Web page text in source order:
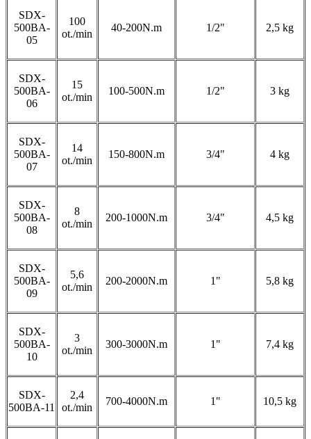
SDX-
500BA-
05
100
ot./min
40-200N.m 1/2" 2,5 kg
SDX-
500BA-
06
15
ot./min
100-500N.m 1/2" 3 kg
SDX-
500BA-
07
14
ot./min
150-800N.m 3/4" 4 kg
SDX-
500BA-
08
8
ot./min
200-1000N.m 3/4" 4,5 kg
SDX-
500BA-
09
5,6
ot./min
200-2000N.m 1" 5,8 kg
SDX-
500BA-
10
3
ot./min
300-3000N.m 1" 7,4 kg
SDX-
500BA-11
2,4
ot./min
700-4000N.m 1" 10,5 kg